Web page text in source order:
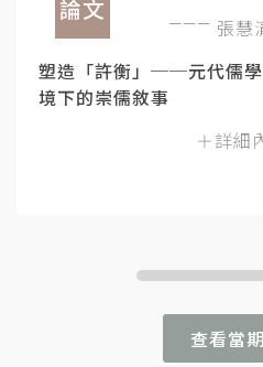
論文
張慧
塑造「許衡」──元代儒學
境下的崇儒敘事
＋詳細
查看當